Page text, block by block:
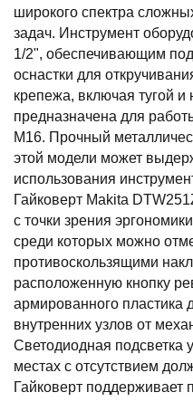
широкого спектра
задач. Инструмент
1/2", обеспечивающим
оснастки для
крепежа, включая тугой
предназначена для
М16. Прочный
этой модели может
использования
Гайковерт Makita
с точки зрения
среди которых можно
противоскользящими
расположенную кнопку
армированного пластика
внутренних узлов от
Светодиодная подсветка
местах с отсутствием
Гайковерт поддерживает